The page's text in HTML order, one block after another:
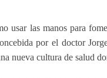
usar las manos para
por el doctor
nueva cultura de salud